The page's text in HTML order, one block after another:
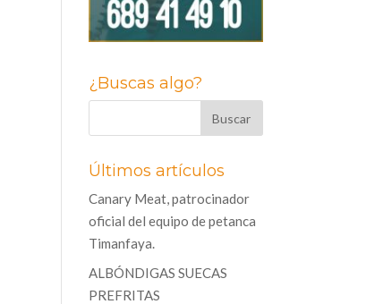
¿Buscas algo?
Últimos artículos
Canary Meat, patrocinador
oficial del equipo de petanca
Timanfaya.
ALBÓNDIGAS SUECAS
PREFRITAS